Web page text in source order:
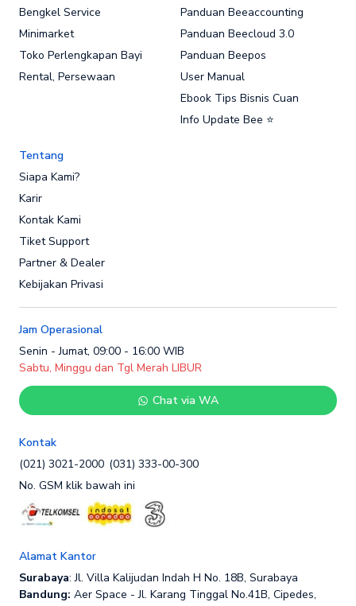
Bengkel Service
Minimarket
Toko Perlengkapan Bayi
Rental, Persewaan
Panduan Beeaccounting
Panduan Beecloud 3.0
Panduan Beepos
User Manual
Ebook Tips Bisnis Cuan
Info Update Bee ⭐
Tentang
Siapa Kami?
Karir
Kontak Kami
Tiket Support
Partner & Dealer
Kebijakan Privasi
Jam Operasional
Senin - Jumat, 09:00 - 16:00 WIB
Sabtu, Minggu dan Tgl Merah LIBUR
Chat via WA
Kontak
(021) 3021-2000 (031) 333-00-300
No. GSM klik bawah ini
Alamat Kantor
Surabaya: Jl. Villa Kalijudan Indah H No. 18B, Surabaya
Bandung: Aer Space - Jl. Karang Tinggal No.41B, Cipedes,